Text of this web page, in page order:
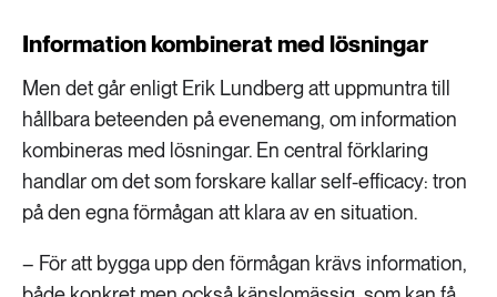
Information kombinerat med lösningar
Men det går enligt Erik Lundberg att uppmuntra till
hållbara beteenden på evenemang, om information
kombineras med lösningar. En central förklaring
handlar om det som forskare kallar self-efficacy: tron
på den egna förmågan att klara av en situation.
– För att bygga upp den förmågan krävs information,